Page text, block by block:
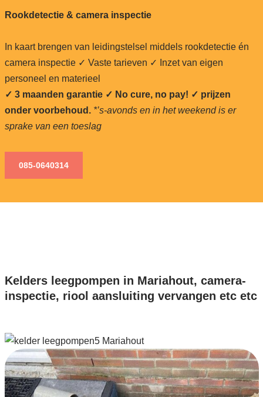
Rookdetectie & camera inspectie
In kaart brengen van leidingstelsel middels rookdetectie én
camera inspectie ✓ Vaste tarieven ✓ Inzet van eigen
personeel en materieel
✓ 3 maanden garantie ✓ No cure, no pay! ✓ prijzen
onder voorbehoud. *’s-avonds en in het weekend is er
sprake van een toeslag
085-0640314
Kelders leegpompen in Mariahout, camera-
inspectie, riool aansluiting vervangen etc etc